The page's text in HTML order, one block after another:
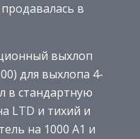
в
выхлоп
для выхлопа 4-
в стандартную
LTD и тихий и
на 1000 A1 и